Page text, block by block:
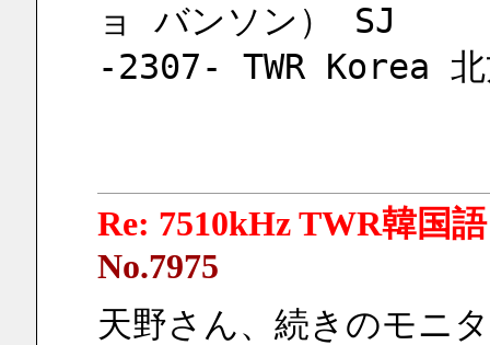
ョ バンソン） SJ
-2307- TWR Korea 北
Re: 7510kHz TWR韓国語
No.7975
天野さん、続きのモニ